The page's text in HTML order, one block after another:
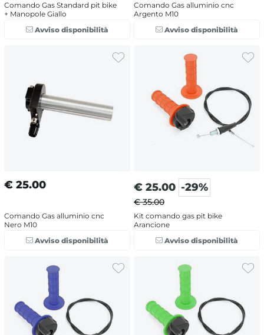
Comando Gas Standard pit bike
+ Manopole Giallo
Avviso disponibilità
Comando Gas alluminio cnc
Argento M10
Avviso disponibilità
€ 25.00
Comando Gas alluminio cnc
Nero M10
Avviso disponibilità
€ 25.00 -29%
€ 35.00
Kit comando gas pit bike
Arancione
Avviso disponibilità